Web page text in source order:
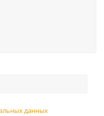
данных